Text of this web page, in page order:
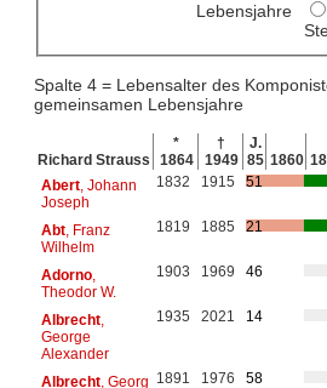
Lebensjahre
Spalte 4 = Lebensalter des
gemeinsamen Lebensjahre
Richard Strauss
*
1864
†
1949
J.
85 1860
Abert, Johann
Joseph
1832 1915 51
Abt, Franz
Wilhelm
1819 1885 21
Adorno,
Theodor W.
1903 1969 46
Albrecht,
George
Alexander
1935 2021 14
Albrecht, Georg 1891 1976
58